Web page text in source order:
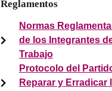
Reglamentos
Normas
de los Integrantes
Trabajo
Protocolo del
Reparar y Erradicar